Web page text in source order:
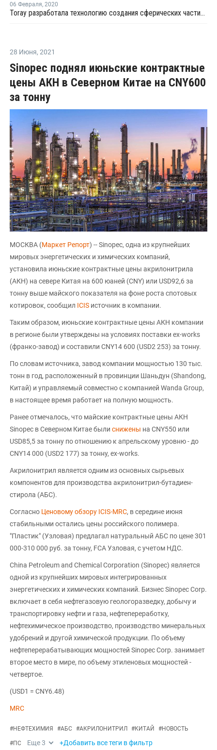
06 Февраля, 2020
Toray разработала технологию создания сферических частиц полиамидов
28 Июня, 2021
Sinopec поднял июньские контрактные
цены АКН в Северном Китае на CNY600
за тонну
МОСКВА (Маркет Репорт) -- Sinopec, одна из крупнейших
мировых энергетических и химических компаний,
установила июньские контрактные цены акрилонитрила
(АКН) на севере Китая на 600 юаней (CNY) или USD92,6 за
тонну выше майского показателя на фоне роста спотовых
котировок, сообщил ICIS источник в компании.
Таким образом, июньские контрактные цены АКН компании
в регионе были утверждены на условиях поставки ex-works
(франко-завод) и составили CNY14 600 (USD2 253) за тонну.
По словам источника, завод компании мощностью 130 тыс.
тонн в год, расположенный в провинции Шаньдун (Shandong,
Китай) и управляемый совместно с компанией Wanda Group,
в настоящее время работает на полную мощность.
Ранее отмечалось, что майские контрактные цены АКН
Sinopec в Северном Китае были снижены на CNY550 или
USD85,5 за тонну по отношению к апрельскому уровню - до
CNY14 000 (USD2 177) за тонну, ex-works.
Акрилонитрил является одним из основных сырьевых
компонентов для производства акрилонитрил-бутадиен-
стирола (АБС).
Согласно Ценовому обзору ICIS-MRC, в середине июня
стабильными остались цены российского полимера.
"Пластик" (Узловая) предлагал натуральный АБС по цене 301
000-310 000 руб. за тонну, FCA Узловая, с учетом НДС.
China Petroleum and Chemical Corporation (Sinopec) является
одной из крупнейших мировых интегрированных
энергетических и химических компаний. Бизнес Sinopec Corp.
включает в себя нефтегазовую геологоразведку, добычу и
транспортировку нефти и газа, нефтепереработку,
нефтехимическое производство, производство минеральных
удобрений и другой химической продукции. По объему
нефтеперерабатывающих мощностей Sinopec Corp. занимает
второе место в мире, по объему этиленовых мощностей -
четвертое.
(USD1 = CNY6.48)
MRC
#НЕФТЕХИМИЯ #АБС #АКРИЛОНИТРИЛ #КИТАЙ #НОВОСТЬ
#ПС Еще3 +Добавить все теги в фильтр